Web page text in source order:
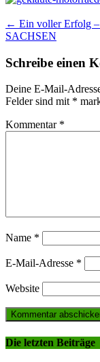
Post
navigation
← Ein voller Erfolg
SACHSEN
Schreibe einen
Deine E-Mail-
Felder sind mit *
Kommentar *
Name *
E-Mail-Adresse *
Website
Die letzten Beiträge